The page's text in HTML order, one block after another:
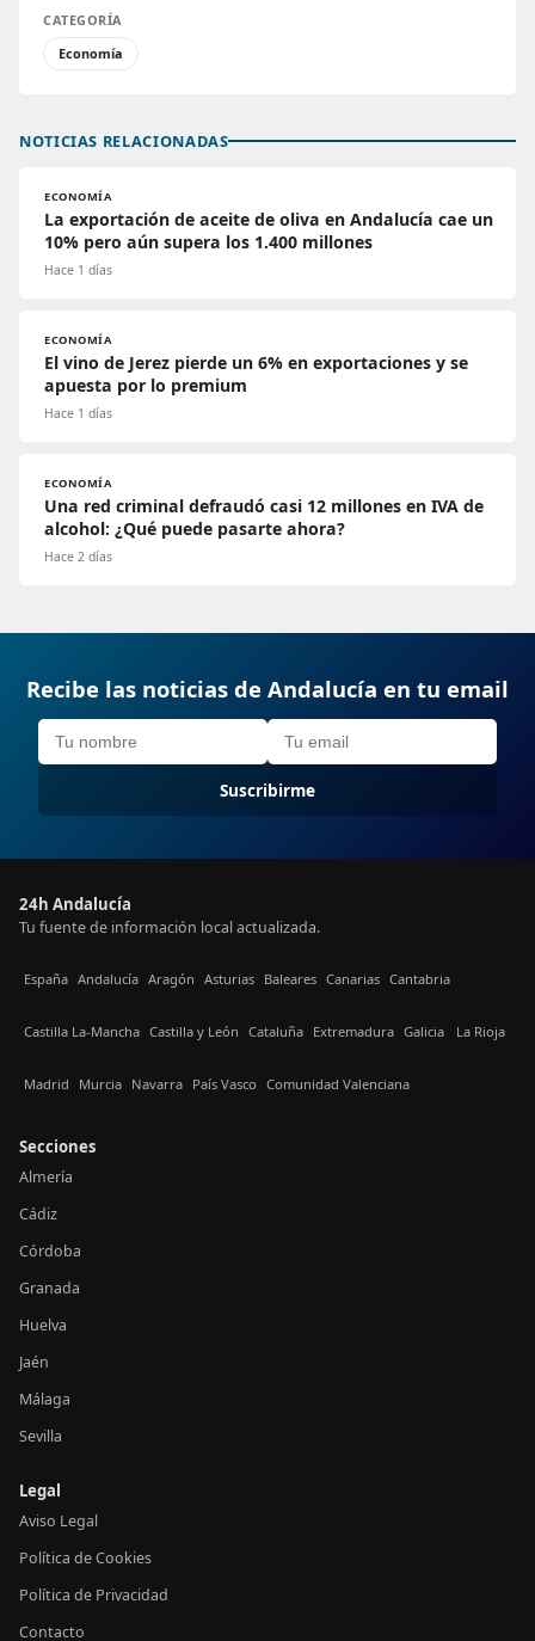
CATEGORÍA
Economía
NOTICIAS RELACIONADAS
ECONOMÍA
La exportación de aceite de oliva en Andalucía cae un
10% pero aún supera los 1.400 millones
Hace 1 días
ECONOMÍA
El vino de Jerez pierde un 6% en exportaciones y se
apuesta por lo premium
Hace 1 días
ECONOMÍA
Una red criminal defraudó casi 12 millones en IVA de
alcohol: ¿Qué puede pasarte ahora?
Hace 2 días
Recibe las noticias de Andalucía en tu email
Suscribirme
24h Andalucía
Tu fuente de información local actualizada.
España Andalucía Aragón Asturias Baleares Canarias Cantabria
Castilla La-Mancha Castilla y León Cataluña Extremadura Galicia La Rioja
Madrid Murcia Navarra País Vasco Comunidad Valenciana
Secciones
Almería
Cádiz
Córdoba
Granada
Huelva
Jaén
Málaga
Sevilla
Legal
Aviso Legal
Política de Cookies
Política de Privacidad
Contacto